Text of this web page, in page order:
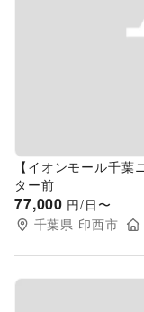
Previous slide
【イオンモール千
ター前
77,000 円/日〜
千葉県 印西市